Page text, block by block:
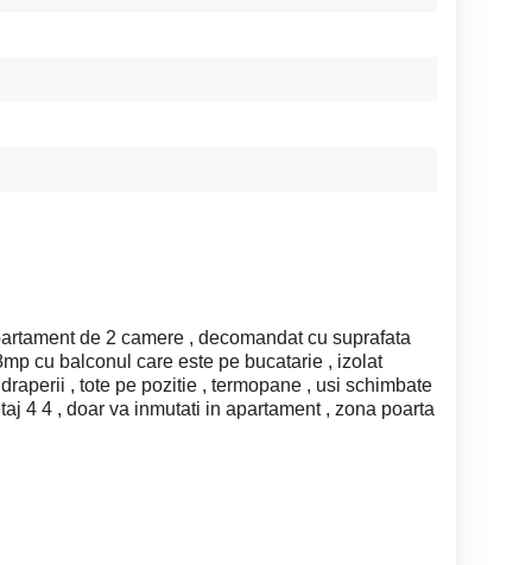
de 2 camere , decomandat cu suprafata
cu balconul care este pe bucatarie , izolat
, tote pe pozitie , termopane , usi schimbate
4 4 , doar va inmutati in apartament , zona poarta